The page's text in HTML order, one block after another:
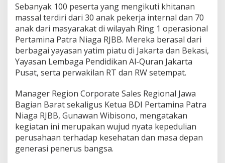
r
a
N
i
a
g
a
R
i
o
n
a
J
B
Sebanyak 100 peserta yang mengikuti khitanan
massal terdiri dari 30 anak pekerja internal dan 70
anak dari masyarakat di wilayah Ring 1 operasional
Pertamina Patra Niaga RJBB. Mereka berasal dari
berbagai yayasan yatim piatu di Jakarta dan Bekasi,
Yayasan Lembaga Pendidikan Al-Quran Jakarta
Pusat, serta perwakilan RT dan RW setempat.
Manager Region Corporate Sales Regional Jawa
Bagian Barat sekaligus Ketua BDI Pertamina Patra
Niaga RJBB, Gunawan Wibisono, mengatakan
kegiatan ini merupakan wujud nyata kepedulian
perusahaan terhadap kesehatan dan masa depan
generasi penerus bangsa.